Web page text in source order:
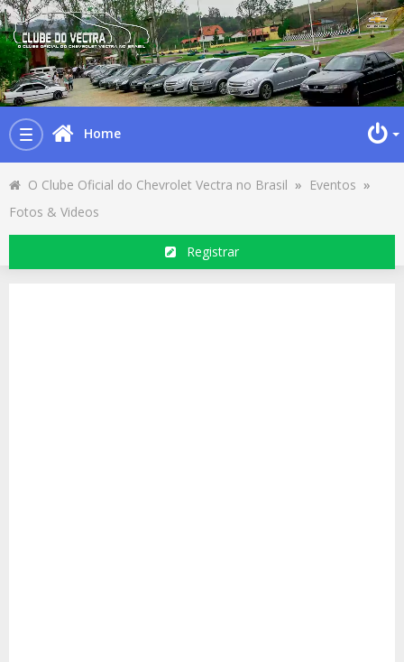
Toggle
navigation
Home
O Clube Oficial do Chevrolet Vectra no Brasil » Eventos »
Fotos & Videos
Registrar